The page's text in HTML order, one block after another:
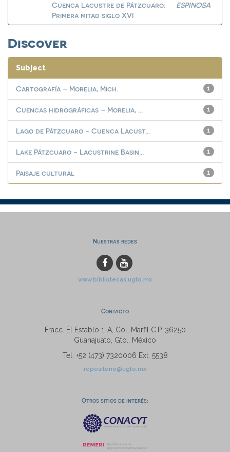
Cuenca Lacustre de Pátzcuaro:
Primera mitad siglo XVI
ESPINOSA
Discover
Subject
1
Cartografía – Morelia, Mich.
1
Cuencas hidrográficas – Morelia, ...
1
Lago de Pátzcuaro - Cuenca Lacust...
1
Lake Pátzcuaro - Lacustrine Basin...
1
Paisaje cultural
Nuestras redes
www.bibliotecas.ugto.mx
Contacto
Fracc. El Establo 1-A, Col. Marfil C.P. 36250
Guanajuato, Gto., México
Tel: +52 (473) 7320006 Ext. 5538
repositorio@ugto.mx
Otros sitios de interés: